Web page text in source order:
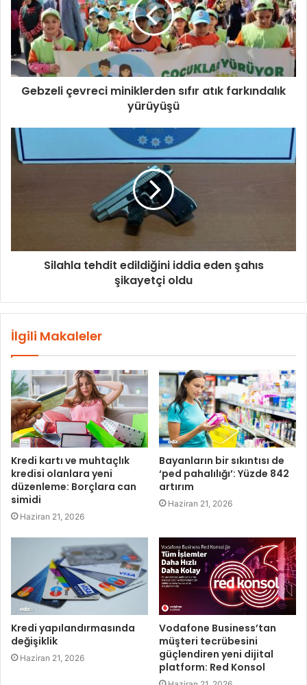
Gebzeli çevreci miniklerden sıfır atık farkındalık
yürüyüşü
Silahla tehdit edildiğini iddia eden şahıs
şikayetçi oldu
İlgili Makaleler
Kredi kartı ve muhtaçlık
kredisi olanlara yeni
düzenleme: Borçlara can
simidi
Haziran 21, 2026
Bayanların bir sıkıntısı de
‘ped pahalılığı’: Yüzde 842
artırım
Haziran 21, 2026
Kredi yapılandırmasında
değişiklik
Haziran 21, 2026
Vodafone Business’tan
müşteri tecrübesini
güçlendiren yeni dijital
platform: Red Konsol